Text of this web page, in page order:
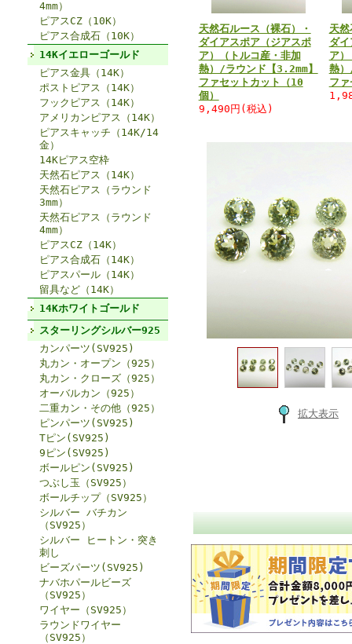
4mm）
ピアスCZ（10K）
ピアス合成石（10K）
14Kイエローゴールド
ピアス金具（14K）
ポストピアス（14K）
フックピアス（14K）
アメリカンピアス（14K）
ピアスキャッチ（14K/14
金）
14Kピアス空枠
天然石ピアス（14K）
天然石ピアス（ラウンド
3mm）
天然石ピアス（ラウンド
4mm）
ピアスCZ（14K）
ピアス合成石（14K）
ピアスパール（14K）
留具など（14K）
14Kホワイトゴールド
スターリングシルバー925
カンパーツ(SV925)
丸カン・オープン（925）
丸カン・クローズ（925）
オーバルカン（925）
二重カン・その他（925）
ピンパーツ(SV925)
Tピン(SV925)
9ピン(SV925)
ボールピン(SV925)
つぶし玉（SV925）
ボールチップ（SV925）
シルバー バチカン
（SV925）
シルバー ヒートン・突き
刺し
ビーズパーツ(SV925)
ナバホパールビーズ
（SV925）
ワイヤー（SV925）
ラウンドワイヤー
（SV925）
天然石ルース（裸石）・
ダイアスポア（ジアスポ
ア）（トルコ産・非加
熱）/ラウンド【3.2mm】
ファセットカット（10
個）
9,490円(税込)
天
ダ
ア
熱
フ
拡大表示